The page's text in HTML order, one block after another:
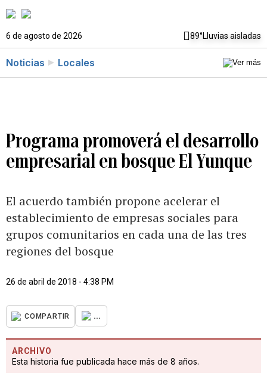
6 de agosto de 2026 89°Lluvias aisladas
Noticias Locales
Programa promoverá el desarrollo
empresarial en bosque El Yunque
El acuerdo también propone acelerar el
establecimiento de empresas sociales para
grupos comunitarios en cada una de las tres
regiones del bosque
26 de abril de 2018 - 4:38 PM
COMPARTIR ...
ARCHIVO
Esta historia fue publicada hace más de 8 años.